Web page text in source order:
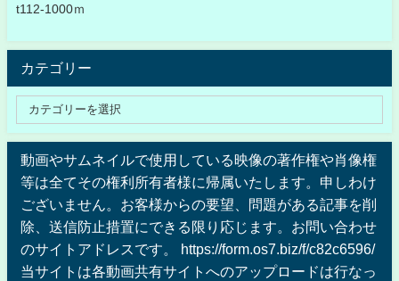
t112-1000ｍ
カテゴリー
動画やサムネイルで使用している映像の著作権や肖像権
等は全てその権利所有者様に帰属いたします。申しわけ
ございません。お客様からの要望、問題がある記事を削
除、送信防止措置にできる限り応じます。お問い合わせ
のサイトアドレスです。 https://form.os7.biz/f/c82c6596/
当サイトは各動画共有サイトへのアップロードは行なっ